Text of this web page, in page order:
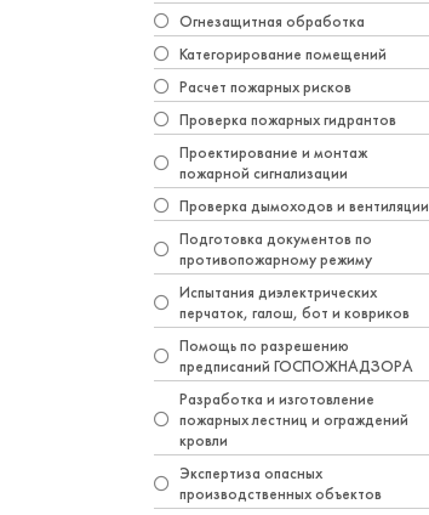
Огнезащитная обработка
Категорирование помещений
Расчет пожарных рисков
Проверка пожарных гидрантов
Проектирование и монтаж
пожарной сигнализации
Проверка дымоходов и вентиляции
Подготовка документов по
противопожарному режиму
Испытания диэлектрических
перчаток, галош, бот и ковриков
Помощь по разрешению
предписаний ГОСПОЖНАДЗОРА
Разработка и изготовление
пожарных лестниц и ограждений
кровли
Экспертиза опасных
производственных объектов